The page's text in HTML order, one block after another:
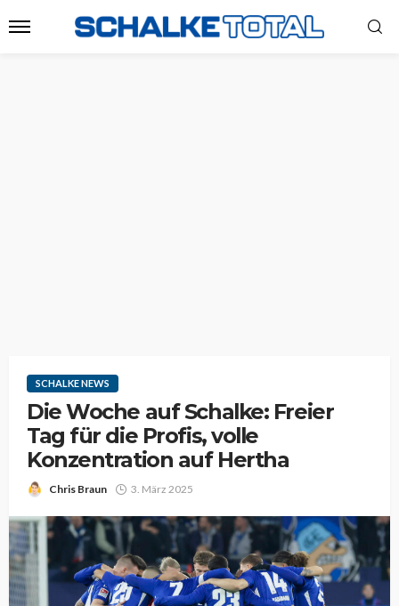
SCHALKE NEWS
Die Woche auf Schalke: Freier
Tag für die Profis, volle
Konzentration auf Hertha
Chris Braun 3. März 2025